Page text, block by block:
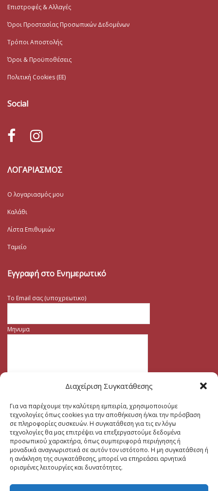
Διαχείριση Συγκατάθεσης
Για να παρέχουμε την καλύτερη εμπειρία, χρησιμοποιούμε
τεχνολογίες όπως cookies για την αποθήκευση ή/και την πρόσβαση
σε πληροφορίες συσκευών. Η συγκατάθεση για τις εν λόγω
τεχνολογίες θα μας επιτρέψει να επεξεργαστούμε δεδομένα
προσωπικού χαρακτήρα, όπως συμπεριφορά περιήγησης ή
μοναδικά αναγνωριστικά σε αυτόν τον ιστότοπο. Η μη συγκατάθεση ή
η ανάκληση της συγκατάθεσης, μπορεί να επηρεάσει αρνητικά
ορισμένες λειτουργίες και δυνατότητες.
Επιστροφές & Αλλαγές
Όροι Προστασίας Προσωπικών Δεδομένων
Τρόποι Αποστολής
Όροι & Προϋποθέσεις
Πολιτική Cookies (ΕΕ)
Social
ΛΟΓΑΡΙΑΣΜΟΣ
Ο λογαριασμός μου
Καλάθι
Λίστα Επιθυμιών
Ταμείο
Εγγραφή στο Ενημερωτικό
Το Email σας (υποχρεωτικο)
Μηνυμα